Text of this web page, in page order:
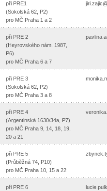
při PRE1
(Sokolská 62, P2)
pro MČ Praha 1 a 2
při PRE 2
(Heyrovského nám. 1987,
P6)
pro MČ Praha 6 a 7
při PRE 3
(Sokolská 62, P2)
pro MČ Praha 3 a 8
při PRE 4
(Argentinská 1630/34a, P7)
pro MČ Praha 9, 14, 18, 19,
20 a 21
při PRE 5
(Průběžná 74, P10)
pro MČ Praha 10, 15 a 22
při PRE 6